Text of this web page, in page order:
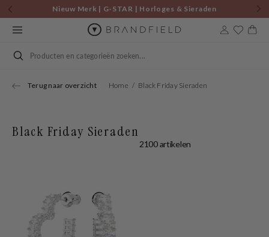
Skip to
content
Nieuw Merk | G-STAR | Horloges & Sieraden
Cart
Search
Terug naar overzicht Home Black Friday Sieraden
Black Friday Sieraden
2100 artikelen